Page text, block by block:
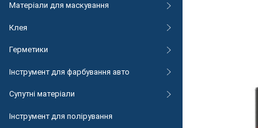
Матеріали для маскування
Клея
Герметики
Інструмент для фарбування авто
Супутні матеріали
Інструмент для полірування